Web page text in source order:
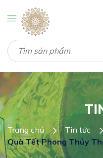
Trang chủ Tin tức
Quà Tết Phong Thủy